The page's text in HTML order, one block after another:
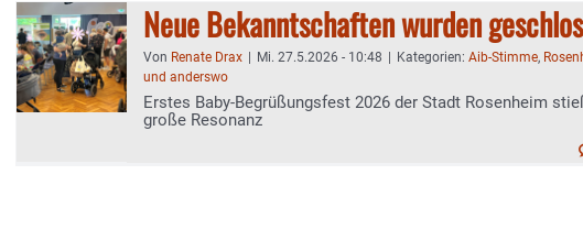
Neue Bekanntschaften wurden
Von Renate Drax Mi. 27.5.2026 - 10:48 Kategorien: Aib-Stimme,
und anderswo
Erstes Baby-Begrüßungsfest 2026 der Stadt Rosenheim
große Resonanz